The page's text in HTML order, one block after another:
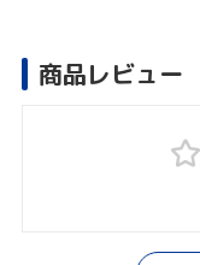
商品レビュー